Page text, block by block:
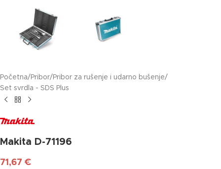
Početna/ Pribor/ Pribor za rušenje i udarno bušenje/
Set svrdla - SDS Plus
Makita D-71196
71,67 €